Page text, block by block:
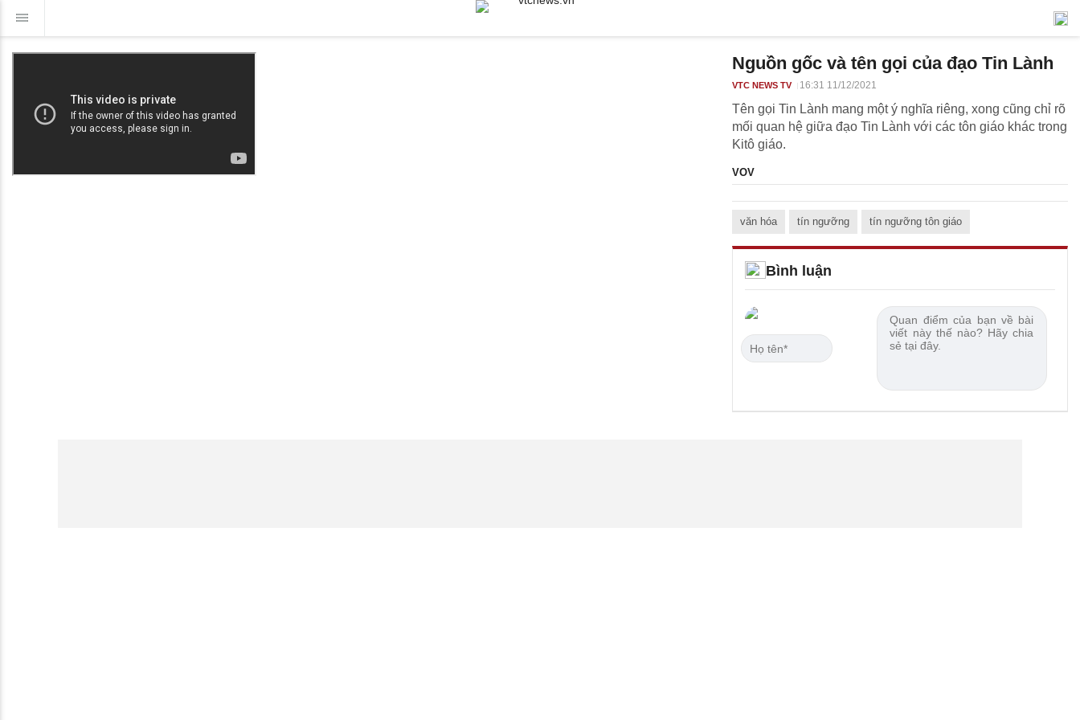
Nguồn gốc và tên gọi của đạo Tin Lành
VTC NEWS TV 16:31 11/12/2021
Tên gọi Tin Lành mang một ý nghĩa riêng, xong cũng chỉ rõ
mối quan hệ giữa đạo Tin Lành với các tôn giáo khác trong
Kitô giáo.
VOV
văn hóa tín ngưỡng tín ngưỡng tôn giáo
Bình luận